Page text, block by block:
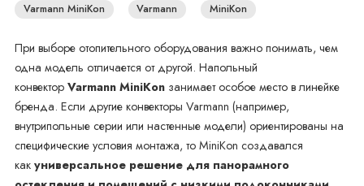
Varmann MiniKon Varmann MiniKon
При выборе отопительного оборудования важно понимать, чем
одна модель отличается от другой. Напольный
конвектор Varmann MiniKon занимает особое место в линейке
бренда. Если другие конвекторы Varmann (например,
внутрипольные серии или настенные модели) ориентированы на
специфические условия монтажа, то MiniKon создавался
как универсальное решение для панорамного